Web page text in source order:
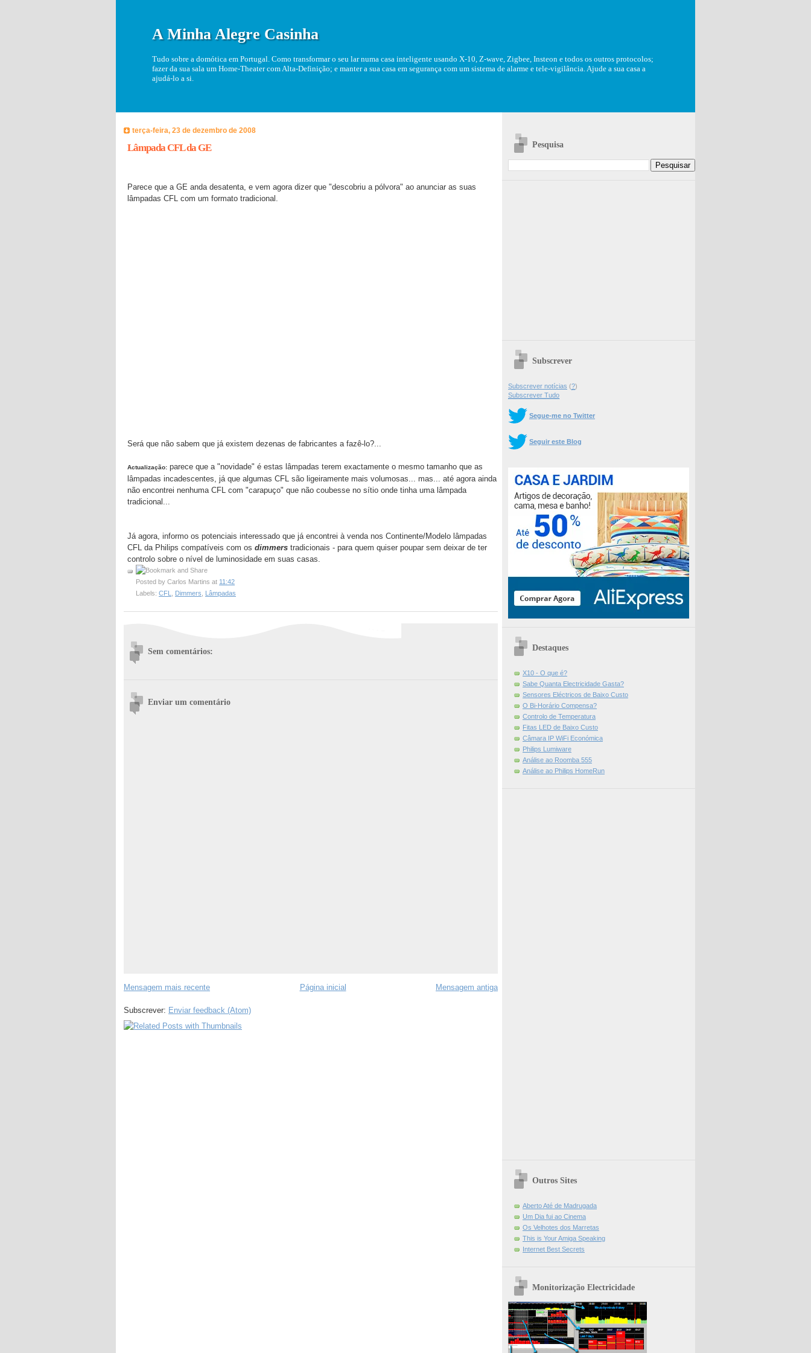
A Minha Alegre Casinha
Tudo sobre a domótica em Portugal. Como transformar o seu lar numa casa inteligente usando X-10, Z-wave, Zigbee, Insteon e todos os outros protocolos;
fazer da sua sala um Home-Theater com Alta-Definição; e manter a sua casa em segurança com um sistema de alarme e tele-vigilância. Ajude a sua casa a
ajudá-lo a si.
terça-feira, 23 de dezembro de 2008
Lâmpada CFL da GE
Parece que a GE anda desatenta, e vem agora dizer que "descobriu a pólvora" ao anunciar as suas
lâmpadas CFL com um formato tradicional.
Será que não sabem que já existem dezenas de fabricantes a fazê-lo?...
Actualização: parece que a "novidade" é estas lâmpadas terem exactamente o mesmo tamanho que as
lâmpadas incadescentes, já que algumas CFL são ligeiramente mais volumosas... mas... até agora ainda
não encontrei nenhuma CFL com "carapuço" que não coubesse no sítio onde tinha uma lâmpada
tradicional...
Já agora, informo os potenciais interessado que já encontrei à venda nos Continente/Modelo lâmpadas
CFL da Philips compatíveis com os dimmers tradicionais - para quem quiser poupar sem deixar de ter
controlo sobre o nível de luminosidade em suas casas.
Posted by Carlos Martins at 11:42
Labels: CFL, Dimmers, Lâmpadas
Sem comentários:
Enviar um comentário
Mensagem mais recente Mensagem antiga
Página inicial
Subscrever: Enviar feedback (Atom)
Pesquisa
Subscrever
Subscrever notícias (?)
Subscrever Tudo
Segue-me no Twitter
Seguir este Blog
Destaques
X10 - O que é?
Sabe Quanta Electricidade Gasta?
Sensores Eléctricos de Baixo Custo
O Bi-Horário Compensa?
Controlo de Temperatura
Fitas LED de Baixo Custo
Câmara IP WiFi Económica
Philips Lumiware
Análise ao Roomba 555
Análise ao Philips HomeRun
Outros Sites
Aberto Até de Madrugada
Um Dia fui ao Cinema
Os Velhotes dos Marretas
This is Your Amiga Speaking
Internet Best Secrets
Monitorização Electricidade